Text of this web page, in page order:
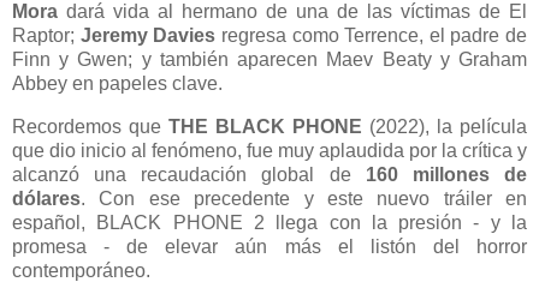
Mora dará vida al hermano de una de las víctimas de El
Raptor; Jeremy Davies regresa como Terrence, el padre de
Finn y Gwen; y también aparecen Maev Beaty y Graham
Abbey en papeles clave.
Recordemos que THE BLACK PHONE (2022), la película
que dio inicio al fenómeno, fue muy aplaudida por la crítica y
alcanzó una recaudación global de 160 millones de
dólares. Con ese precedente y este nuevo tráiler en
español, BLACK PHONE 2 llega con la presión - y la
promesa - de elevar aún más el listón del horror
contemporáneo.